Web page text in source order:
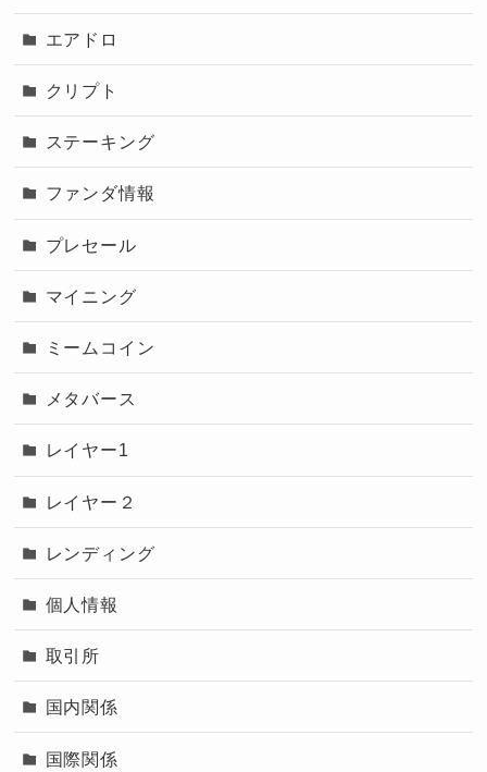
エアドロ
クリプト
ステーキング
ファンダ情報
プレセール
マイニング
ミームコイン
メタバース
レイヤー1
レイヤー２
レンディング
個人情報
取引所
国内関係
国際関係